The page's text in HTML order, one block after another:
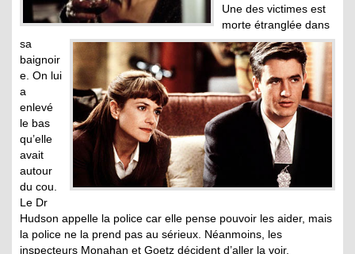
Une des victimes est
morte étranglée dans
sa
baignoir
e. On lui
a
enlevé
le bas
qu’elle
avait
autour
du cou.
Le Dr
Hudson appelle la police car elle pense pouvoir les aider, mais
la police ne la prend pas au sérieux. Néanmoins, les
inspecteurs Monahan et Goetz décident d’aller la voir.